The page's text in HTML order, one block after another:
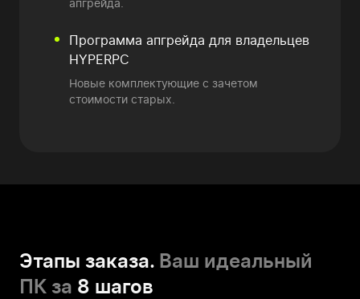
Программа апгрейда для владельцев
HYPERPC
Новые комплектующие с зачетом
стоимости старых.
Этапы заказа. Ваш идеальный
ПК за 8 шагов